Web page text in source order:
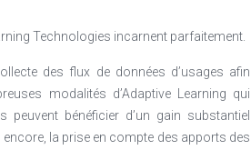
Technologies incarnent parfaitement.
des flux de données d’usages afin
modalités d’Adaptive Learning qui
bénéficier d’un gain substantiel
la prise en compte des apports des